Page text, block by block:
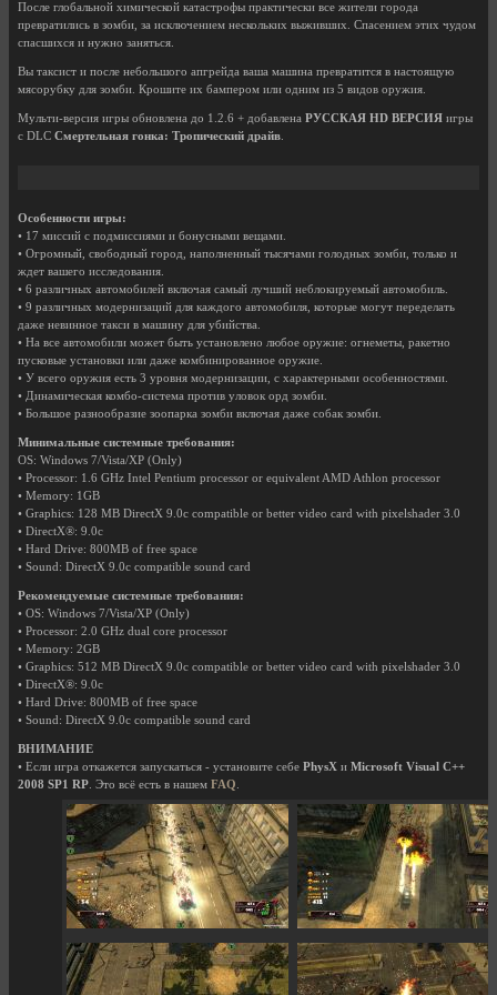
После глобальной химической катастрофы практически все жители города
превратились в зомби, за исключением нескольких выживших. Спасением этих чудом
спасшихся и нужно заняться.
Вы таксист и после небольшого апгрейда ваша машина превратится в настоящую
мясорубку для зомби. Крошите их бампером или одним из 5 видов оружия.
Мульти-версия игры обновлена до 1.2.6 + добавлена РУССКАЯ HD ВЕРСИЯ игры
с DLC Смертельная гонка: Тропический драйв.
Особенности игры:
• 17 миссий с подмиссиями и бонусными вещами.
• Огромный, свободный город, наполненный тысячами голодных зомби, только и
ждет вашего исследования.
• 6 различных автомобилей включая самый лучший неблокируемый автомобиль.
• 9 различных модернизаций для каждого автомобиля, которые могут переделать
даже невинное такси в машину для убийства.
• На все автомобили может быть установлено любое оружие: огнеметы, ракетно
пусковые установки или даже комбинированное оружие.
• У всего оружия есть 3 уровня модернизации, с характерными особенностями.
• Динамическая комбо-система против уловок орд зомби.
• Большое разнообразие зоопарка зомби включая даже собак зомби.
Минимальные системные требования:
OS: Windows 7/Vista/XP (Only)
• Processor: 1.6 GHz Intel Pentium processor or equivalent AMD Athlon processor
• Memory: 1GB
• Graphics: 128 MB DirectX 9.0c compatible or better video card with pixelshader 3.0
• DirectX®: 9.0c
• Hard Drive: 800MB of free space
• Sound: DirectX 9.0c compatible sound card
Рекомендуемые системные требования:
• OS: Windows 7/Vista/XP (Only)
• Processor: 2.0 GHz dual core processor
• Memory: 2GB
• Graphics: 512 MB DirectX 9.0c compatible or better video card with pixelshader 3.0
• DirectX®: 9.0c
• Hard Drive: 800MB of free space
• Sound: DirectX 9.0c compatible sound card
ВНИМАНИЕ
• Если игра откажется запускаться - установите себе PhysX и Microsoft Visual C++
2008 SP1 RP. Это всё есть в нашем FAQ.